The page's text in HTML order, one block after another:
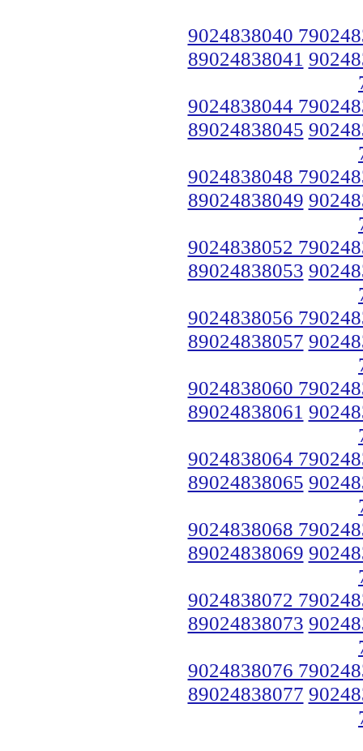
9024838040
89024838041
9024838044
89024838045
9024838048
89024838049
9024838052
89024838053
9024838056
89024838057
9024838060
89024838061
9024838064
89024838065
9024838068
89024838069
9024838072
89024838073
9024838076
89024838077